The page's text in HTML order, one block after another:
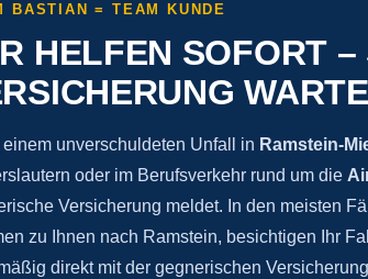
BASTIAN = TEAM KUNDE
HELFEN SOFORT
einem unverschuldeten Unfall in Ramstein-
oder im Berufsverkehr rund um die
Versicherung meldet. In den meisten
zu Ihnen nach Ramstein, besichtigen Ihr
direkt mit der gegnerischen